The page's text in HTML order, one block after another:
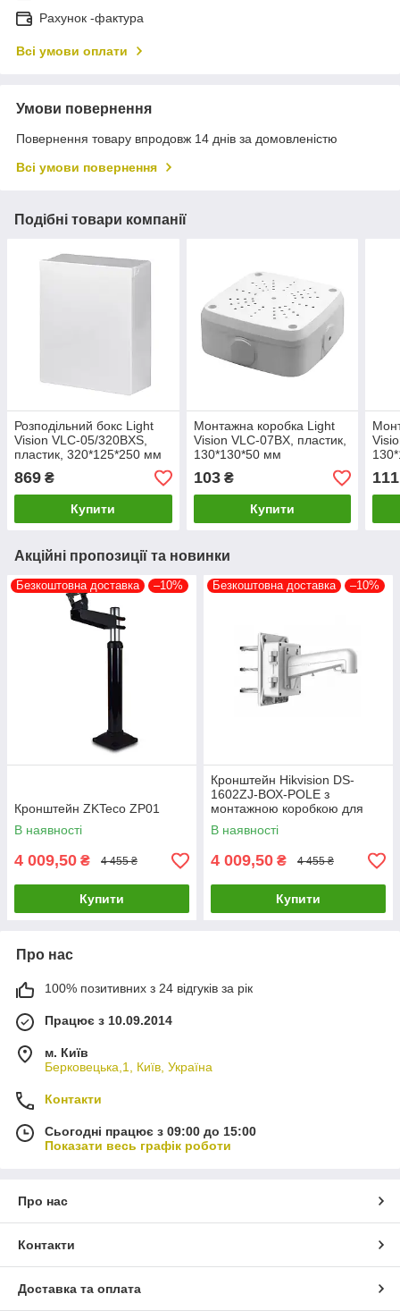
Рахунок -фактура
Всі умови оплати
Умови повернення
Повернення товару впродовж 14 днів за домовленістю
Всі умови повернення
Подібні товари компанії
Розподільний бокс Light
Vision VLC-05/320BXS,
пластик, 320*125*250 мм
869 ₴
Купити
Монтажна коробка Light
Vision VLC-07BX, пластик,
130*130*50 мм
103₴
Купити
111
Акційні пропозиції та новинки
Безкоштовна доставка –10%
Кронштейн ZKTeco ZP01
В наявності
4 009,50 ₴ 4 455 ₴
Купити
Безкоштовна доставка –10%
Кронштейн Hikvision DS-
1602ZJ-ВОХ-POLE з
монтажною коробкою для
встановлення на стовп Speed
Dome камер
В наявності
4 009,50 ₴ 4 455 ₴
Купити
Про нас
100% позитивних з 24 відгуків за рік
Працює з 10.09.2014
м. Київ
Берковецька,1, Київ, Україна
Контакти
Сьогодні працює з 09:00 до 15:00
Показати весь графік роботи
Про нас
Контакти
Доставка та оплата